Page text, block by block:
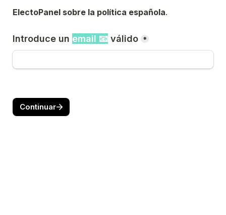
ElectoPanel sobre la política española.
Introduce un email 📧 válido *
Continuar